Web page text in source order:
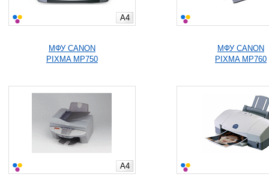
A4
МФУ CANON
PIXMA MP750
МФУ CANON
PIXMA MP760
A4